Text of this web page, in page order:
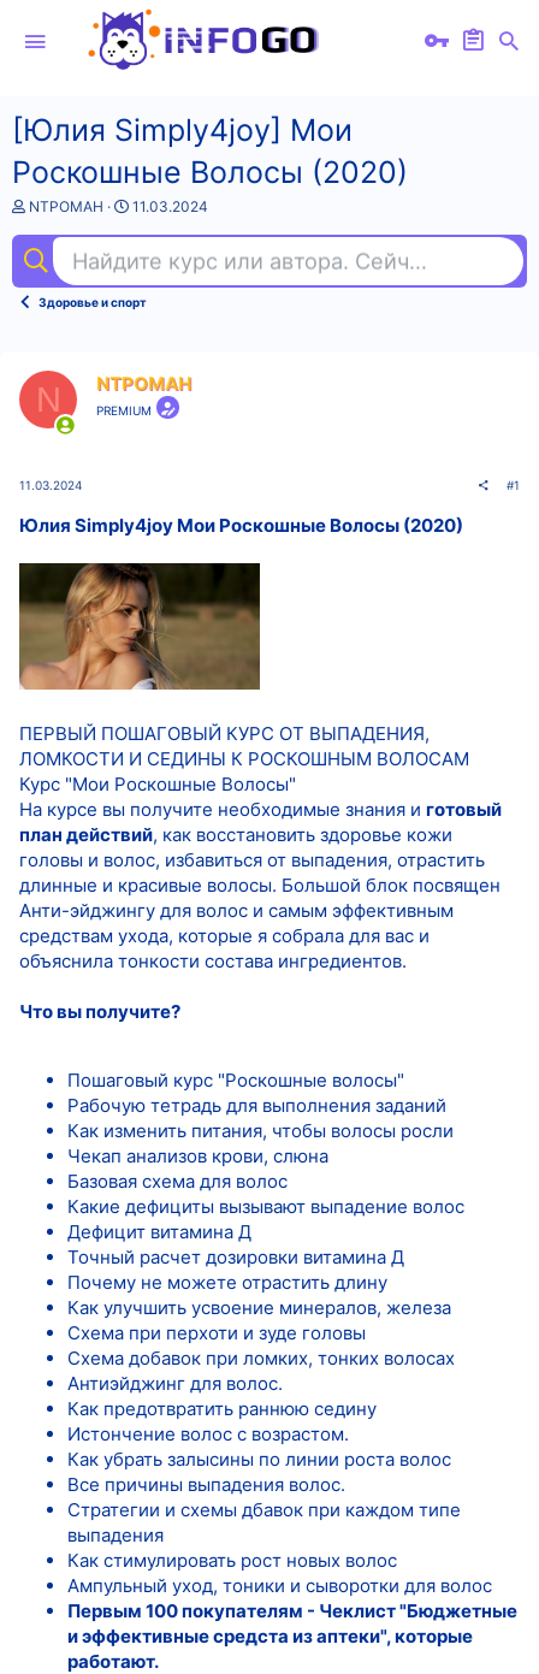
[Юлия Simply4joy] Мои
Роскошные Волосы (2020)
А
т
о
т
NTPOMAH
Д
а
н
а
а
11.03.2024
Найдите курс или автора. Сейчас ищут
Здоровье и спорт
N NTPOMAH
PREMIUM
11.03.2024 #1
Юлия Simply4joy Мои Роскошные Волосы (2020)
ПЕРВЫЙ ПОШАГОВЫЙ КУРС ОТ ВЫПАДЕНИЯ,
ЛОМКОСТИ И СЕДИНЫ К РОСКОШНЫМ ВОЛОСАМ
Курс "Мои Роскошные Волосы"
На курсе вы получите необходимые знания и готовый
план действий, как восстановить здоровье кожи
головы и волос, избавиться от выпадения, отрастить
длинные и красивые волосы. Большой блок посвящен
Анти-эйджингу для волос и самым эффективным
средствам ухода, которые я собрала для вас и
объяснила тонкости состава ингредиентов.
Что вы получите?
Пошаговый курс "Роскошные волосы"
Рабочую тетрадь для выполнения заданий
Как изменить питания, чтобы волосы росли
Чекап анализов крови, слюна
Базовая схема для волос
Какие дефициты вызывают выпадение волос
Дефицит витамина Д
Точный расчет дозировки витамина Д
Почему не можете отрастить длину
Как улучшить усвоение минералов, железа
Схема при перхоти и зуде головы
Схема добавок при ломких, тонких волосах
Антиэйджинг для волос.
Как предотвратить раннюю седину
Истончение волос с возрастом.
Как убрать залысины по линии роста волос
Все причины выпадения волос.
Стратегии и схемы дбавок при каждом типе
выпадения
Как стимулировать рост новых волос
Ампульный уход, тоники и сыворотки для волос
Первым 100 покупателям - Чеклист "Бюджетные
и эффективные средста из аптеки", которые
работают.